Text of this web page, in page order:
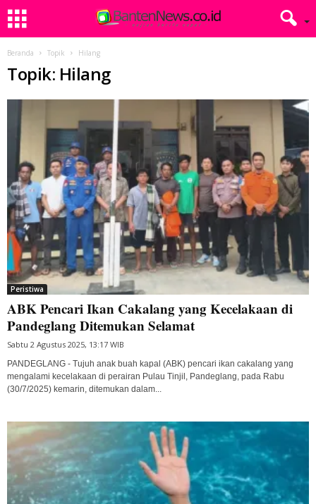
Beranda Topik Hilang
Topik: Hilang
Peristiwa
ABK Pencari Ikan Cakalang yang Kecelakaan di
Pandeglang Ditemukan Selamat
Sabtu 2 Agustus 2025, 13:17 WIB
PANDEGLANG - Tujuh anak buah kapal (ABK) pencari ikan cakalang yang
mengalami kecelakaan di perairan Pulau Tinjil, Pandeglang, pada Rabu
(30/7/2025) kemarin, ditemukan dalam...